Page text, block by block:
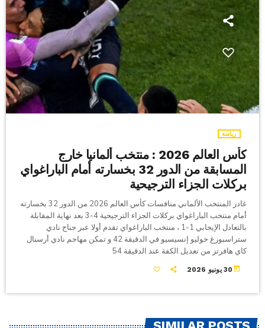
رياضة
كأس العالم 2026 : منتخب ألمانيا خارج
المسابقة من الدور 32 بخسارته أمام الباراغواي
بركلات الجزاء الترجيحية
غادر المنتخب الألماني منافسات كأس العالم 2026 من الدور 32 بخسارته
أمام منتخب الباراغواي بركلات الجزاء الترجيحية 4-3 بعد نهاية المقابلة
بالتعادل الإيجابي 1-1 ، منتخب الباراغواي تقدم أولا عبر جناح نادي
ستراسبورغ خوليو إنسيسيو في الدقيقة 42 و تمكن مهاجم نادي أرسنال
كاي هافرتز من تعديل الكفة عند الدقيقة 54
today 30 يونيو 2026